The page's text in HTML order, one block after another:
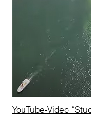
YouTube-Video